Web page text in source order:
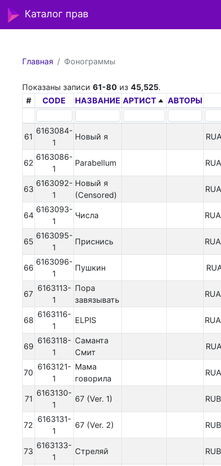
Каталог прав
Главная Фонограммы
Показаны записи 61-80из 45,525.
#
CODE НАЗВАНИЕ АРТИСТ АВТОРЫ
61
6163084-
1
Новый я
62
6163086-
1
Parabellum
63
6163092-
1
Новый я
(Сensored)
64
6163093-
1
Числа
65
6163095-
1
Приснись
66
6163096-
1
Пушкин
67
6163113-
1
Пора
завязывать
68
6163116-
1
ELPIS
69
6163118-
1
Саманта
Смит
70
6163121-
1
Мама
говорила
71
6163130-
1
67 (Ver. 1)
72
6163131-
1
67 (Ver. 2)
73
6163133-
1
Стреляй